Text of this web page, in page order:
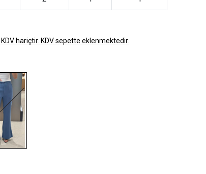
hariçtir. KDV sepette eklenmektedir.